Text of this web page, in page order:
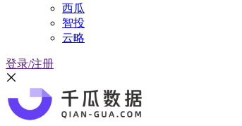
西瓜
智投
云略
登录/注册